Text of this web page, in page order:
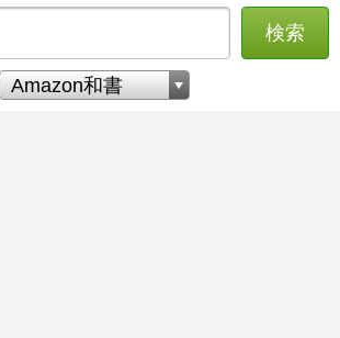
検索